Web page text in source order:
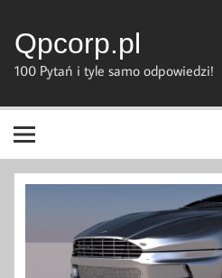
content
Qpcorp.pl
100 Pytań i tyle samo odpowiedzi!